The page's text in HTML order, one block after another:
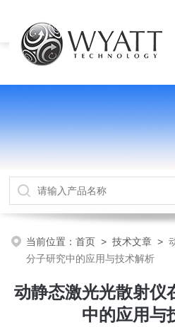
当前位置：首页 >技术文章 >
分子研究中的应用与技术解析
动静态激光光散射仪
中的应用与